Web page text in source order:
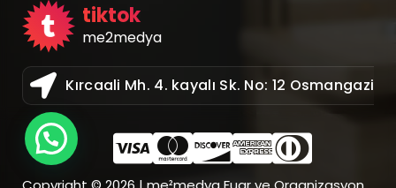
Kırcaali Mh. 4. kayalı Sk. No: 12 Osmangazi /
tiktok
me2medya